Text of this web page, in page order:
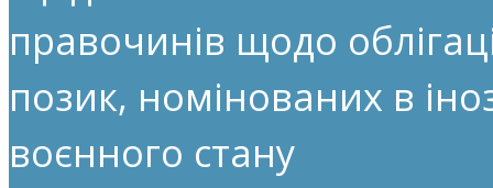
правочинів щодо
позик, номінованих в
воєнного стану